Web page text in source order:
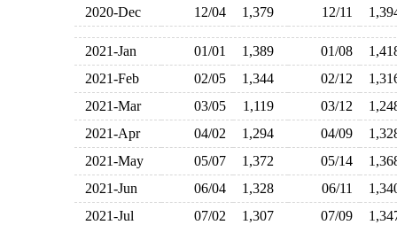
2020-Dec
12/04 1,379 12/11
2021-Jan 01/01 1,389 01/08
2021-Feb
02/05 1,344 02/12
2021-Mar
03/05 1,119 03/12
2021-Apr
04/02 1,294 04/09
2021-May
05/07 1,372 05/14
2021-Jun
06/04 1,328 06/11
2021-Jul
07/02 1,307 07/09